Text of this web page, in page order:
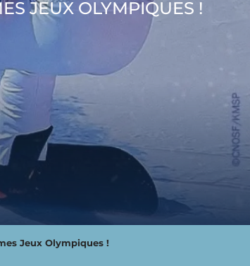
JEUX OLYMPIQUES !
Jeux Olympiques !